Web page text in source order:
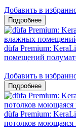
Добавить в
düfa Premium:
помещений
Добавить в
düfa Premium:
потолков моющаяся